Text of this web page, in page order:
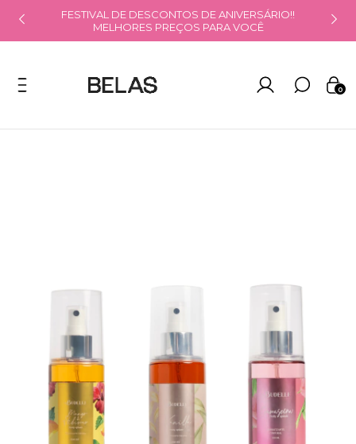
PRECISA DE AJUDA NO TOM DE CORRETIVO?
CLIQUE AQUI!
0